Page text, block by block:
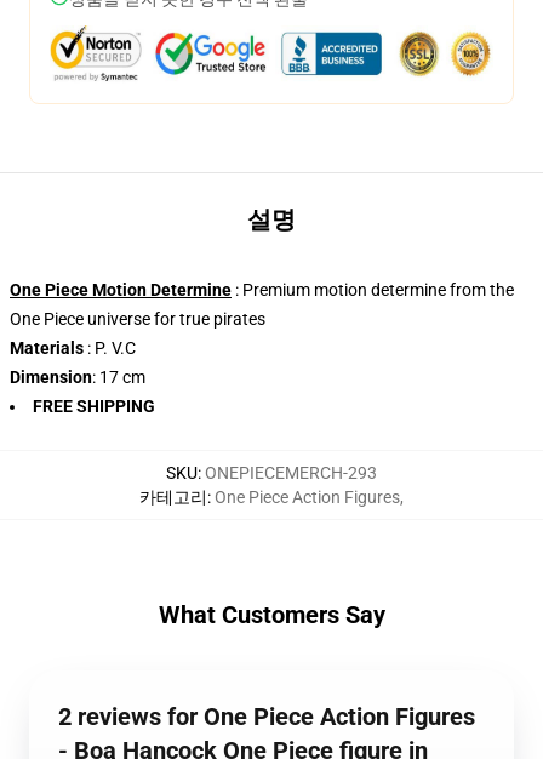
설명
One Piece Motion Determine : Premium motion determine from the
One Piece universe for true pirates
Materials : P. V.C
Dimension: 17 cm
FREE SHIPPING
SKU:ONEPIECEMERCH-293
카테고리:One Piece Action Figures,
What Customers Say
2 reviews for One Piece Action Figures
- Boa Hancock One Piece figure in